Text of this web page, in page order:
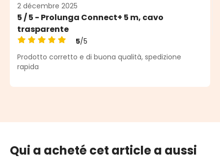
2 décembre 2025
5 / 5 - Prolunga Connect+ 5 m, cavo
trasparente
Note moyenne de 5 sur 5 étoiles
5/5
Prodotto corretto e di buona qualità, spedizione
rapida
Qui a acheté cet article a aussi